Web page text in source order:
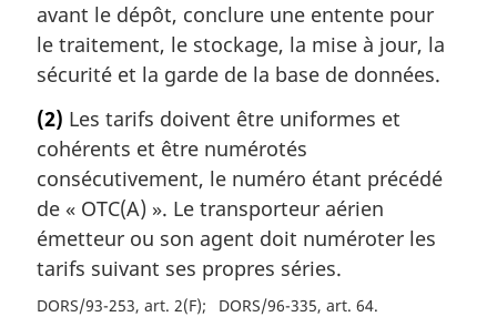
avant le dépôt, conclure une entente pour
le traitement, le stockage, la mise à jour, la
sécurité et la garde de la base de données.
(2) Les tarifs doivent être uniformes et
cohérents et être numérotés
consécutivement, le numéro étant précédé
de « OTC(A) ». Le transporteur aérien
émetteur ou son agent doit numéroter les
tarifs suivant ses propres séries.
DORS/93-253, art. 2(F) DORS/96-335, art. 64